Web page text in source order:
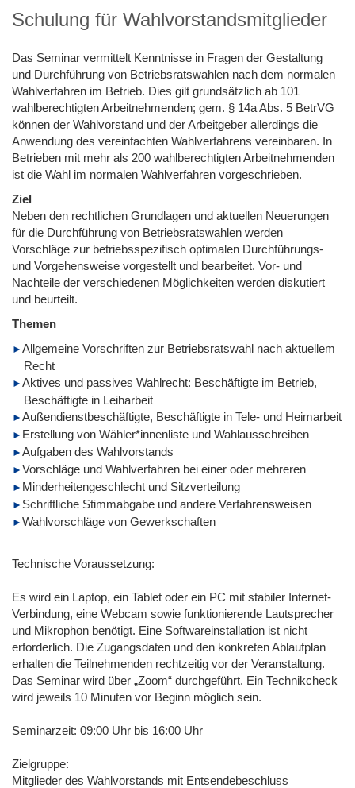
Schulung für Wahlvorstandsmitglieder
Das Seminar vermittelt Kenntnisse in Fragen der Gestaltung
und Durchführung von Betriebsratswahlen nach dem normalen
Wahlverfahren im Betrieb. Dies gilt grundsätzlich ab 101
wahlberechtigten Arbeitnehmenden; gem. § 14a Abs. 5 BetrVG
können der Wahlvorstand und der Arbeitgeber allerdings die
Anwendung des vereinfachten Wahlverfahrens vereinbaren. In
Betrieben mit mehr als 200 wahlberechtigten Arbeitnehmenden
ist die Wahl im normalen Wahlverfahren vorgeschrieben.
Ziel
Neben den rechtlichen Grundlagen und aktuellen Neuerungen
für die Durchführung von Betriebsratswahlen werden
Vorschläge zur betriebsspezifisch optimalen Durchführungs-
und Vorgehensweise vorgestellt und bearbeitet. Vor- und
Nachteile der verschiedenen Möglichkeiten werden diskutiert
und beurteilt.
Themen
Allgemeine Vorschriften zur Betriebsratswahl nach aktuellem
Recht
Aktives und passives Wahlrecht: Beschäftigte im Betrieb,
Beschäftigte in Leiharbeit
Außendienstbeschäftigte, Beschäftigte in Tele- und Heimarbeit
Erstellung von Wähler*innenliste und Wahlausschreiben
Aufgaben des Wahlvorstands
Vorschläge und Wahlverfahren bei einer oder mehreren
Minderheitengeschlecht und Sitzverteilung
Schriftliche Stimmabgabe und andere Verfahrensweisen
Wahlvorschläge von Gewerkschaften
Technische Voraussetzung:
Es wird ein Laptop, ein Tablet oder ein PC mit stabiler Internet-
Verbindung, eine Webcam sowie funktionierende Lautsprecher
und Mikrophon benötigt. Eine Softwareinstallation ist nicht
erforderlich. Die Zugangsdaten und den konkreten Ablaufplan
erhalten die Teilnehmenden rechtzeitig vor der Veranstaltung.
Das Seminar wird über „Zoom“ durchgeführt. Ein Technikcheck
wird jeweils 10 Minuten vor Beginn möglich sein.
Seminarzeit: 09:00 Uhr bis 16:00 Uhr
Zielgruppe:
Mitglieder des Wahlvorstands mit Entsendebeschluss